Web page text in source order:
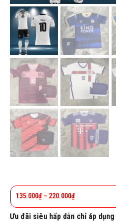
135.000₫ – 220.000₫
Ưu đãi siêu hấp dẫn chỉ áp